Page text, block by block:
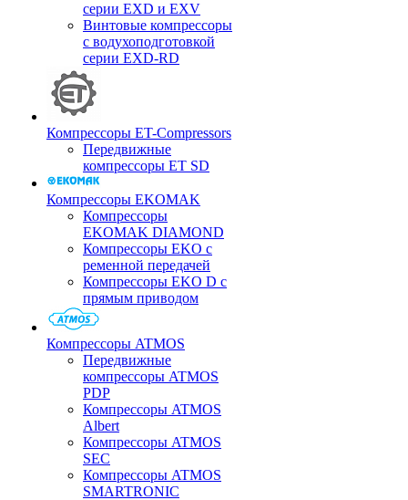
серии EXD и EXV
Винтовые компрессоры
с водухоподготовкой
серии EXD-RD
Компрессоры ET-Compressors
Передвижные
компрессоры ET SD
Компрессоры EKOMAK
Компрессоры
EKOMAK DIAMOND
Компрессоры EKO c
ременной передачей
Компрессоры EKO D с
прямым приводом
Компрессоры ATMOS
Передвижные
компрессоры ATMOS
PDP
Компрессоры ATMOS
Albert
Компрессоры ATMOS
SEC
Компрессоры ATMOS
SMARTRONIC